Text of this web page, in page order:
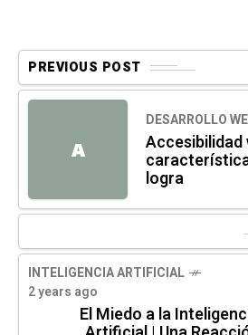
PREVIOUS POST
A
DESARROLLO
Accesibilidad
logra
INTELIGENCIA ARTIFICIAL
2 years ago
El Miedo a la